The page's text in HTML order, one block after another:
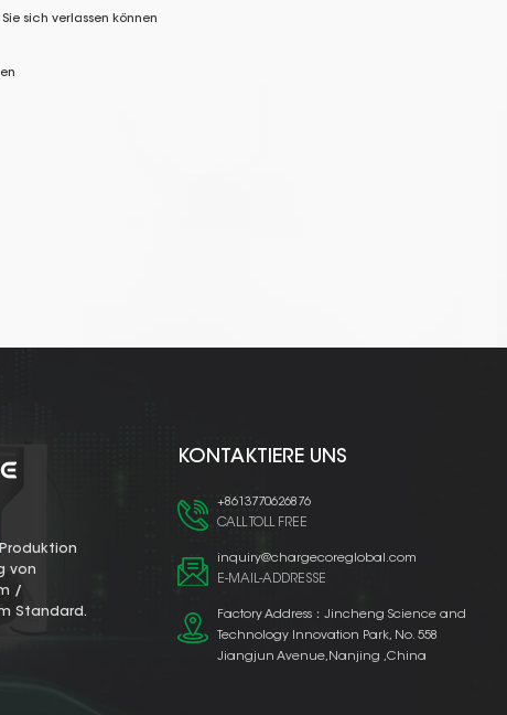
sich verlassen können
von
/
Standard.
KONTAKTIERE UNS
+8613770626876
CALL TOLL FREE
inquiry@chargecoreglobal.com
E-MAIL-ADDRESSE
Factory Address：Jincheng Science and
Technology Innovation Park, No. 558
Jiangjun Avenue,Nanjing ,China